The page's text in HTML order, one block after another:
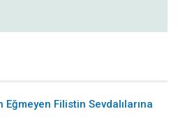
Filistin Sevdalılarına